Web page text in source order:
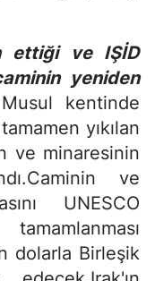
ettiği ve IŞİD
yeniden
Musul kentinde
yıkılan
ve minaresinin
ve
UNESCO
dolarla Birleşik